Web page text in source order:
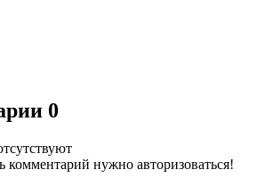
0
комментарий нужно авторизоваться!